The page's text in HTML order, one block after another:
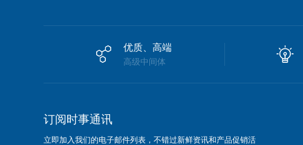
优质、高端
高级中间体
订阅时事通讯
立即加入我们的电子邮件列表，不错过新鲜资讯和产品促销活